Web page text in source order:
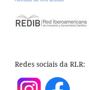
Redes sociais da RLR: